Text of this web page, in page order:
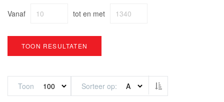
Vanaf
tot en met
TOON RESULTATEN
Toon Sorteer op Van hoog naar